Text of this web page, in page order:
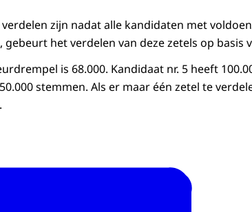
zijn nadat alle kandidaten met
het verdelen van deze zetels op basis
is 68.000. Kandidaat nr. 5 heeft
stemmen. Als er maar één zetel te